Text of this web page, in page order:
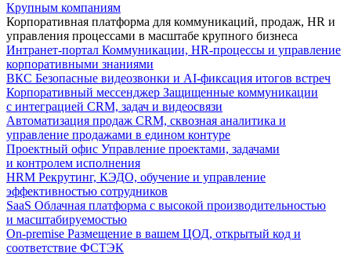
Крупным компаниям
Корпоративная платформа для коммуникаций, продаж, HR и
управления процессами в масштабе крупного бизнеса
Интранет-портал Коммуникации, HR-процессы и управление
корпоративными знаниями
ВКС Безопасные видеозвонки и AI-фиксация итогов встреч
Корпоративный мессенджер Защищенные коммуникации
с интеграцией CRM, задач и видеосвязи
Автоматизация продаж CRM, сквозная аналитика и
управление продажами в едином контуре
Проектный офис Управление проектами, задачами
и контролем исполнения
HRM Рекрутинг, КЭДО, обучение и управление
эффективностью сотрудников
SaaS Облачная платформа с высокой производительностью
и масштабируемостью
On-premise Размещение в вашем ЦОД, открытый код и
соответствие ФСТЭК